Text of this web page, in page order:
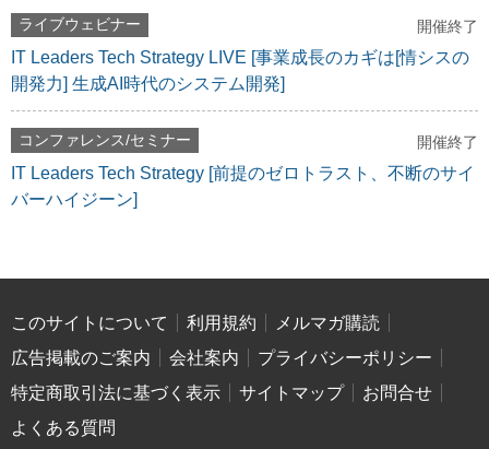
ライブウェビナー 開催終了
IT Leaders Tech Strategy LIVE [事業成長のカギは[情シスの
開発力] 生成AI時代のシステム開発]
コンファレンス/セミナー 開催終了
IT Leaders Tech Strategy [前提のゼロトラスト、不断のサイ
バーハイジーン]
このサイトについて 利用規約
メルマガ購読
広告掲載のご案内
会社案内
プライバシーポリシー
特定商取引法に基づく表示
サイトマップ
お問合せ
よくある質問